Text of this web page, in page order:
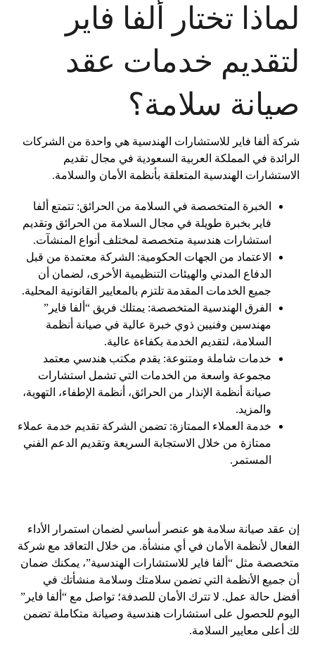
لماذا تختار ألفا فاير
لتقديم خدمات عقد
صيانة سلامة؟
شركة ألفا فاير للاستشارات الهندسية هي واحدة من الشركات
الرائدة في المملكة العربية السعودية في مجال تقديم
الاستشارات الهندسية المتعلقة بأنظمة الأمان والسلامة.
الخبرة المتخصصة في السلامة من الحرائق: تتمتع ألفا
فاير بخبرة طويلة في مجال السلامة من الحرائق وتقديم
استشارات هندسية متخصصة لمختلف أنواع المنشآت.
الاعتماد من الجهات الحكومية: الشركة معتمدة من قبل
الدفاع المدني والهيئات التنظيمية الأخرى، لضمان أن
جميع الخدمات المقدمة تلتزم بالمعايير القانونية المحلية.
الفرق الهندسية المتخصصة: يمتلك فريق “ألفا فاير”
مهندسين وفنيين ذوي خبرة عالية في صيانة أنظمة
السلامة، لتقديم الخدمة بكفاءة عالية.
خدمات شاملة ومتنوعة: يقدم مكتب هندسي معتمد
مجموعة واسعة من الخدمات التي تشمل استشارات
صيانة أنظمة الإنذار من الحرائق، أنظمة الإطفاء، التهوية،
والمزيد.
خدمة العملاء الممتازة: تضمن الشركة تقديم خدمة عملاء
ممتازة من خلال الاستجابة السريعة وتقديم الدعم الفني
المستمر.
إن عقد صيانة سلامة هو عنصر أساسي لضمان استمرار الأداء
الفعال لأنظمة الأمان في أي منشأة. من خلال التعاقد مع شركة
متخصصة مثل “ألفا فاير للاستشارات الهندسية”، يمكنك ضمان
أن جميع الأنظمة التي تضمن سلامتك وسلامة منشأتك في
أفضل حالة عمل. لا تترك الأمان للصدفة؛ تواصل مع “ألفا فاير”
اليوم للحصول على استشارات هندسية وصيانة متكاملة تضمن
لك أعلى معايير السلامة.